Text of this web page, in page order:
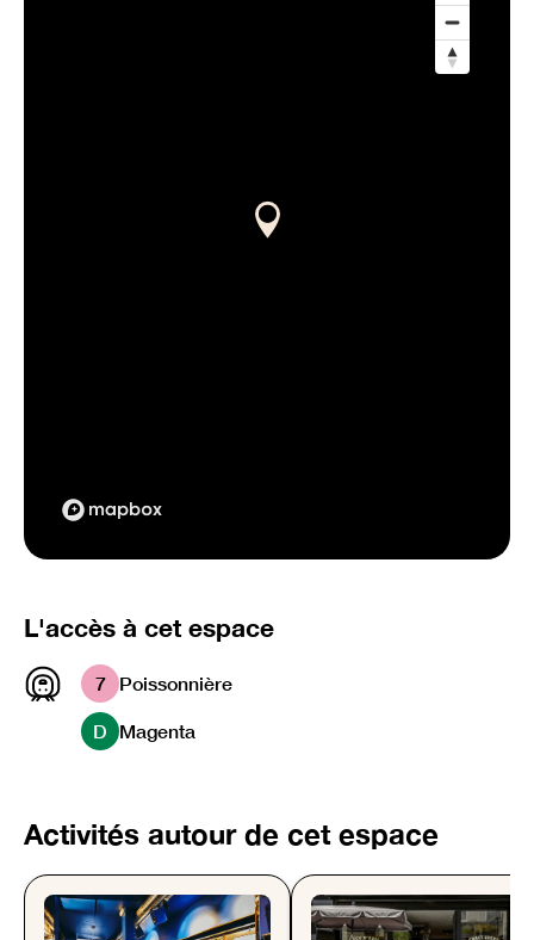
L'accès à cet espace
7 Poissonnière
D Magenta
Activités autour de cet espace